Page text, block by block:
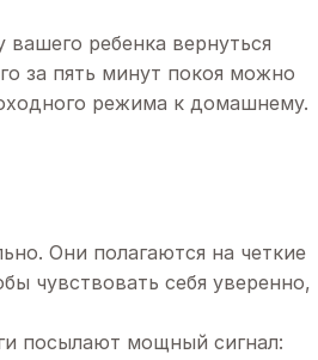
ребенка вернуться
за пять минут покоя можно
режима к домашнему.
Они полагаются на четкие
чувствовать себя уверенно,
посылают мощный сигнал: